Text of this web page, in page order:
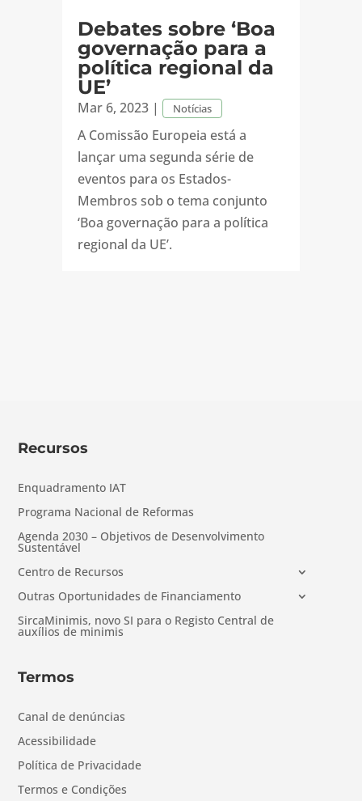
Debates sobre ‘Boa
governação para a
política regional da
UE’
Mar 6, 2023| Notícias
A Comissão Europeia está a
lançar uma segunda série de
eventos para os Estados-
Membros sob o tema conjunto
‘Boa governação para a política
regional da UE’.
Recursos
Enquadramento IAT
Programa Nacional de Reformas
Agenda 2030 – Objetivos de Desenvolvimento
Sustentável
Centro de Recursos
Outras Oportunidades de Financiamento
SircaMinimis, novo SI para o Registo Central de
auxílios de minimis
Termos
Canal de denúncias
Acessibilidade
Política de Privacidade
Termos e Condições